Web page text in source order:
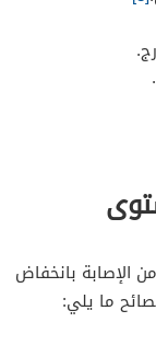
الإصابة بانخفاض
ما يلي: